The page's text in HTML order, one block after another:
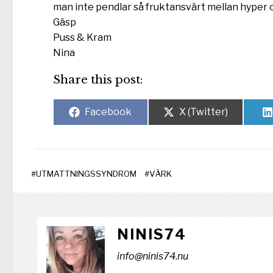
man inte pendlar så fruktansvärt mellan hyper
Gäsp
Puss & Kram
Nina
Share this post:
Dela
Facebook
Dela
X (Twitter)
#UTMATTNINGSSYNDROM #VÄRK
NINIS74
info@ninis74.nu